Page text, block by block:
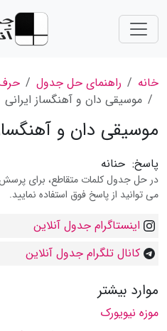
خانه راهنمای حل جدول
موسیقی دان و آهنگساز ایرانی
موسیقی دان و
پاسخ: حنانه
در حل جدول کلمات متقاطع، برای
می توانید از پاسخ فوق استفاده نمایید.
اینستاگرام جدول آنلاین
کانال تلگرام جدول آنلاین
موارد بیشتر
موزه نیویورک